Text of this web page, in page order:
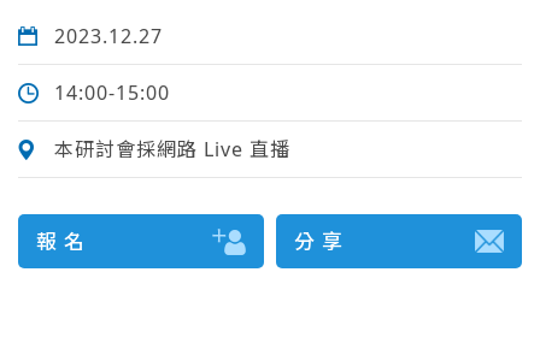
2023.12.27
14:00-15:00
本研討會採網路 Live 直播
報 名 分 享